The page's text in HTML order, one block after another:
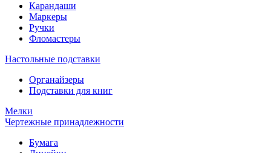
Карандаши
Маркеры
Ручки
Фломастеры
Настольные подставки
Органайзеры
Подставки для книг
Мелки
Чертежные принадлежности
Бумага